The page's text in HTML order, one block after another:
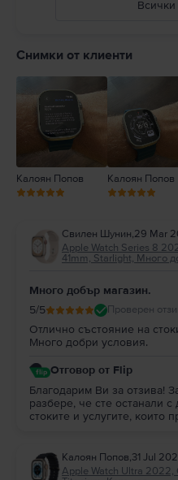
ca/guide/watch/apdcf2ff54e9/11.0/
Снимки от клиенти
Калоян Попов Калоян Попов
Свилен Шунин,29 Mar
Apple Watch Series 8
41mm, Starlight, Много
Много добър магазин.
5/5 Проверен
Отлично състояние на
Много добри условия.
Отговор от Flip
Благодарим Ви за отзива!
разбере, че сте останали
стоките и услугите, които
Калоян Попов,31 Jul
Apple Watch Ultra 2022,